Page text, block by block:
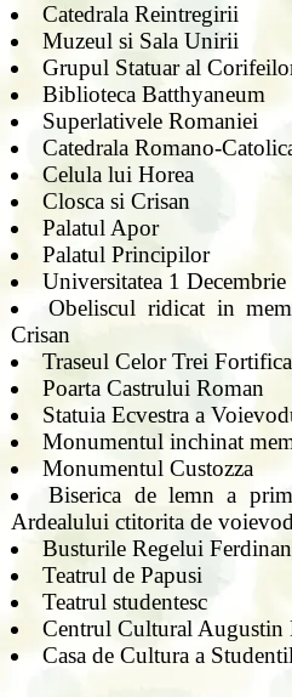
Catedrala Reintregirii
Muzeul si Sala Unirii
Grupul Statuar al
Biblioteca Batthyaneum
Superlativele Romaniei
Catedrala Romano-
Celula lui Horea
Closca si Crisan
Palatul Apor
Palatul Principilor
Universitatea 1 Decembrie
Obeliscul ridicat in
Crisan
Traseul Celor Trei
Poarta Castrului Roman
Statuia Ecvestra a
Monumentul inchinat
Monumentul Custozza
Biserica de lemn a
Ardealului ctitorita de
Busturile Regelui
Teatrul de Papusi
Teatrul studentesc
Centrul Cultural Augustin
Casa de Cultura a